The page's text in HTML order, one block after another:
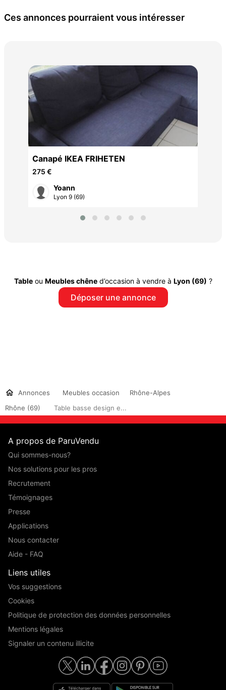
Ces annonces pourraient vous intéresser
Canapé IKEA FRIHETEN
275 €
Yoann
Lyon 9 (69)
Tableou Meubles chêned’occasion à vendre à Lyon (69) ?
Déposer une annonce
Annonces Meubles occasion
Rhône-Alpes
Rhône (69)
Table basse design e...
A propos de ParuVendu
Qui sommes-nous?
Nos solutions pour les pros
Recrutement
Témoignages
Presse
Applications
Nous contacter
Aide - FAQ
Liens utiles
Vos suggestions
Cookies
Politique de protection des données personnelles
Mentions légales
Signaler un contenu illicite